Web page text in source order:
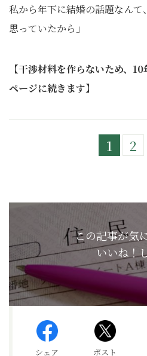
私から年下に結婚の話題なんて
思っていたから」
【干渉材料を作らないため、
ページに続きます】
1 2
この記事が気
いいね！
シェア ポスト